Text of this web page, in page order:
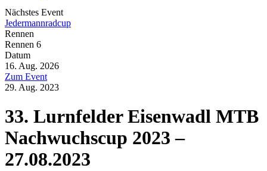
Nächstes Event
Jedermannradcup
Rennen
Rennen 6
Datum
16. Aug. 2026
Zum Event
29. Aug. 2023
33. Lurnfelder Eisenwadl MTB
Nachwuchscup 2023 –
27.08.2023